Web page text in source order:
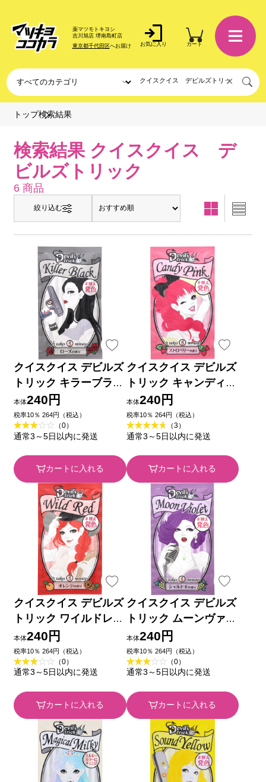
薬マツモトキヨシ
吉川旭店 堺南島町店
東京都千代田区へお届け お気に入り カート
×
トップ検索結果
検索結果 クイスクイス デ
ビルズトリック
6 商品
絞り込む
クイスクイス デビルズ
トリック キラーブラッ
ク ２５ｇ 石澤研究所
本体240円
税率10％ 264円（税込）
（0）
通常3～5日以内に発送
カートに入れる
クイスクイス デビルズ
トリック キャンディピ
ンクN ２５ｇ 石澤研究
所
本体240円
税率10％ 264円（税込）
（3）
通常3～5日以内に発送
カートに入れる
クイスクイス デビルズ
トリック ワイルドレッ
ド ２５ｇ 石澤研究所
本体240円
税率10％ 264円（税込）
（0）
通常3～5日以内に発送
カートに入れる
クイスクイス デビルズ
トリック ムーンヴァイ
オレット ２５ｇ 石澤
研究所
本体240円
税率10％ 264円（税込）
（0）
通常3～5日以内に発送
カートに入れる